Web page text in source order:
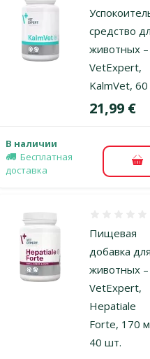
средство
животных –
VetExpert,
KalmVet,
Цена
21,99 €
В наличии
Бесплатная
доставка
В
Пищевая
добавка
животных –
VetExpert,
Hepatiale
Forte, 170
40 шт.